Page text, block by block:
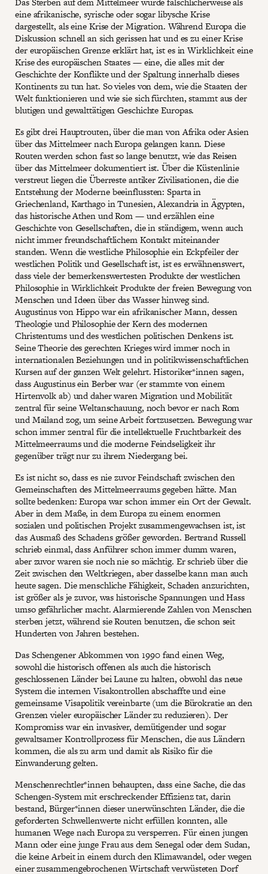
eine afrikanische, syrische oder sogar libysche Krise
dargestellt, als eine Krise der Migration. Während Europa die
Diskussion schnell an sich gerissen hat und es zu einer Krise
der europäischen Grenze erklärt hat, ist es in Wirklichkeit eine
Krise des europäischen Staates — eine, die alles mit der
Geschichte der Konflikte und der Spaltung innerhalb dieses
Kontinents zu tun hat. So vieles von dem, wie die Staaten der
Welt funktionieren und wie sie sich fürchten, stammt aus der
blutigen und gewalttätigen Geschichte Europas.
Es gibt drei Hauptrouten, über die man von Afrika oder Asien
über das Mittelmeer nach Europa gelangen kann. Diese
Routen werden schon fast so lange benutzt, wie das Reisen
über das Mittelmeer dokumentiert ist. Über die Küstenlinie
verstreut liegen die Überreste antiker Zivilisationen, die die
Entstehung der Moderne beeinflussten: Sparta in
Griechenland, Karthago in Tunesien, Alexandria in Ägypten,
das historische Athen und Rom — und erzählen eine
Geschichte von Gesellschaften, die in ständigem, wenn auch
nicht immer freundschaftlichem Kontakt miteinander
standen. Wenn die westliche Philosophie ein Eckpfeiler der
westlichen Politik und Gesellschaft ist, ist es erwähnenswert,
dass viele der bemerkenswertesten Produkte der westlichen
Philosophie in Wirklichkeit Produkte der freien Bewegung von
Menschen und Ideen über das Wasser hinweg sind.
Augustinus von Hippo war ein afrikanischer Mann, dessen
Theologie und Philosophie der Kern des modernen
Christentums und des westlichen politischen Denkens ist.
Seine Theorie des gerechten Krieges wird immer noch in
internationalen Beziehungen und in politikwissenschaftlichen
Kursen auf der ganzen Welt gelehrt. Historiker*innen sagen,
dass Augustinus ein Berber war (er stammte von einem
Hirtenvolk ab) und daher waren Migration und Mobilität
zentral für seine Weltanschauung, noch bevor er nach Rom
und Mailand zog, um seine Arbeit fortzusetzen. Bewegung war
schon immer zentral für die intellektuelle Fruchtbarkeit des
Mittelmeerraums und die moderne Feindseligkeit ihr
gegenüber trägt nur zu ihrem Niedergang bei.
Es ist nicht so, dass es nie zuvor Feindschaft zwischen den
Gemeinschaften des Mittelmeerraums gegeben hätte. Man
sollte bedenken: Europa war schon immer ein Ort der Gewalt.
Aber in dem Maße, in dem Europa zu einem enormen
sozialen und politischen Projekt zusammengewachsen ist, ist
das Ausmaß des Schadens größer geworden. Bertrand Russell
schrieb einmal, dass Anführer schon immer dumm waren,
aber zuvor waren sie noch nie so mächtig. Er schrieb über die
Zeit zwischen den Weltkriegen, aber dasselbe kann man auch
heute sagen. Die menschliche Fähigkeit, Schaden anzurichten,
ist größer als je zuvor, was historische Spannungen und Hass
umso gefährlicher macht. Alarmierende Zahlen von Menschen
sterben jetzt, während sie Routen benutzen, die schon seit
Hunderten von Jahren bestehen.
Das Schengener Abkommen von 1990 fand einen Weg,
sowohl die historisch offenen als auch die historisch
geschlossenen Länder bei Laune zu halten, obwohl das neue
System die internen Visakontrollen abschaffte und eine
gemeinsame Visapolitik vereinbarte (um die Bürokratie an den
Grenzen vieler europäischer Länder zu reduzieren). Der
Kompromiss war ein invasiver, demütigender und sogar
gewaltsamer Kontrollprozess für Menschen, die aus Ländern
kommen, die als zu arm und damit als Risiko für die
Einwanderung gelten.
Menschenrechtler*innen behaupten, dass eine Sache, die das
Schengen-System mit erschreckender Effizienz tat, darin
bestand, Bürger*innen dieser unerwünschten Länder, die die
geforderten Schwellenwerte nicht erfüllen konnten, alle
humanen Wege nach Europa zu versperren. Für einen jungen
Mann oder eine junge Frau aus dem Senegal oder dem Sudan,
die keine Arbeit in einem durch den Klimawandel, oder wegen
einer zusammengebrochenen Wirtschaft verwüsteten Dorf